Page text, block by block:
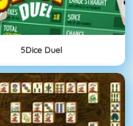
5Dice Duel